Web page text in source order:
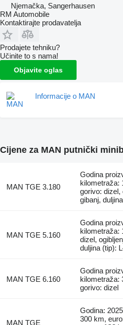
Njemačka, Sangerhausen
RM Automobile
Kontaktirajte prodavatelja
Prodajete tehniku?
Učinite to s nama!
Objavite oglas
Informacije o MAN
Cijene za MAN putnički
MAN TGE 3.180
Godina
kilometraža:
gorivo: dizel,
gibanj,
MAN TGE 5.160
Godina
kilometraža:
dizel,
duljina (tip):
MAN TGE 6.160
Godina
kilometraža:
gorivo: dizel
MAN TGE
Godina:
300 km,